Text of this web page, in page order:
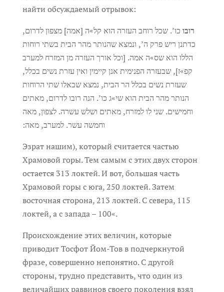
найти обсуждаемый отрывок:
רובו כו’. שכל רוחב העזרה הוא קל»ה [אמה] מצפון לדרום,
כדתנן ריש פרק ה’, ונמצא שהנותר מהר הבית בשתי רוחות
הללו הוא שס»ה אמה. [וכל אורך העזרה מן המזרח למערב
קפ»ז], שבעזרה הפנימית אנן קיימין ואין עזרת נשים בכלל,
שעזרת נשים בכלל הר הבית, נמצא שבאלו שתי הרוחות
הנותר מהר הבית הוא שי»ג כו’. הנה רובו לדרום, מאתים
וחמישים. שני לו למזרח, מאתים ושלש עשרה. לצפון, מאה
וחמשה עשר. למערב, מאה:
Эзрат нашим), который считается частью
Храмовой горы. Тем самым с этих двух сторон
остается 313 локтей.И вот, большая часть
Храмовой горы с юга, 250 локтей. Затем
восточная сторона, 213 локтей. С севера, 115
локтей, а с запада – 100«.
Происхождение этих величин, которые
приводит Тосфот Йом-Тов в подчеркнутой
фразе, совершенно непонятно. С другой
стороны, трудно представить, что один из
величайших раввинов своего поколения взял